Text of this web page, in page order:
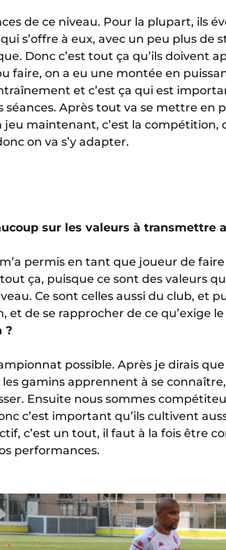
de ce niveau. Pour la plupart, ils
s’offre à eux, avec un peu plus de
Donc c’est tout ça qu’ils doivent
faire, on a eu une montée en
et c’est ça qui est
Après tout va se mettre en
maintenant, c’est la compétition,
on va s’y adapter.
sur les valeurs à transmettre
permis en tant que joueur de
ça, puisque ce sont des valeurs
Ce sont celles aussi du club, et
de se rapprocher de ce qu’exige
?
possible. Après je dirais
gamins apprennent à se
Ensuite nous sommes
c’est important qu’ils cultivent
c’est un tout, il faut à la fois être
performances.